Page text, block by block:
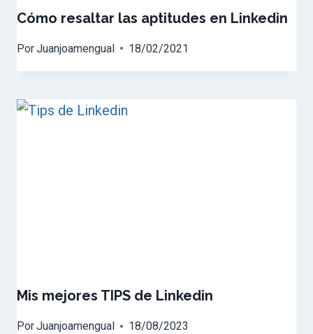
Cómo resaltar las aptitudes en Linkedin
PorJuanjoamengual 18/02/2021
Mis mejores TIPS de Linkedin
PorJuanjoamengual 18/08/2023